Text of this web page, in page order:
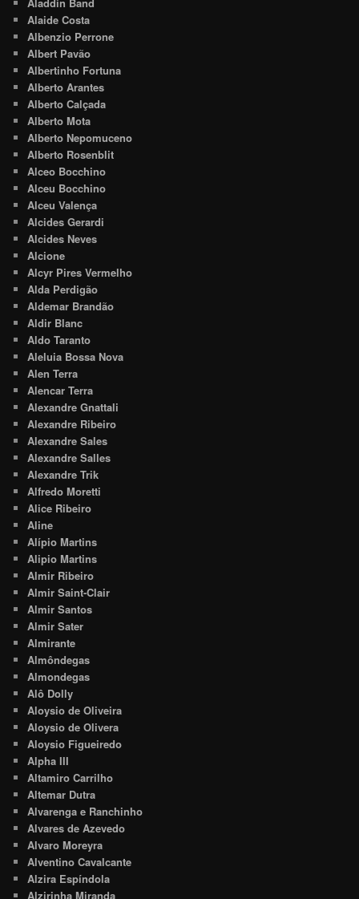
Aladdin Band
Alaide Costa
Albenzio Perrone
Albert Pavão
Albertinho Fortuna
Alberto Arantes
Alberto Calçada
Alberto Mota
Alberto Nepomuceno
Alberto Rosenblit
Alceo Bocchino
Alceu Bocchino
Alceu Valença
Alcides Gerardi
Alcides Neves
Alcione
Alcyr Pires Vermelho
Alda Perdigão
Aldemar Brandão
Aldir Blanc
Aldo Taranto
Aleluia Bossa Nova
Alen Terra
Alencar Terra
Alexandre Gnattali
Alexandre Ribeiro
Alexandre Sales
Alexandre Salles
Alexandre Trik
Alfredo Moretti
Alice Ribeiro
Aline
Alípio Martins
Alipio Martins
Almir Ribeiro
Almir Saint-Clair
Almir Santos
Almir Sater
Almirante
Almôndegas
Almondegas
Alô Dolly
Aloysio de Oliveira
Aloysio de Olivera
Aloysio Figueiredo
Alpha III
Altamiro Carrilho
Altemar Dutra
Alvarenga e Ranchinho
Alvares de Azevedo
Alvaro Moreyra
Alventino Cavalcante
Alzira Espíndola
Alzirinha Miranda